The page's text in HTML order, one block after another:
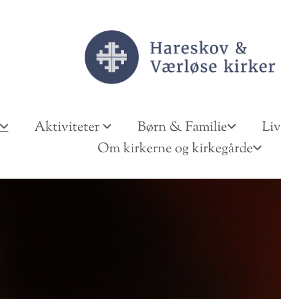
Aktiviteter Børn & Familie
Om kirkerne og kirkegårde